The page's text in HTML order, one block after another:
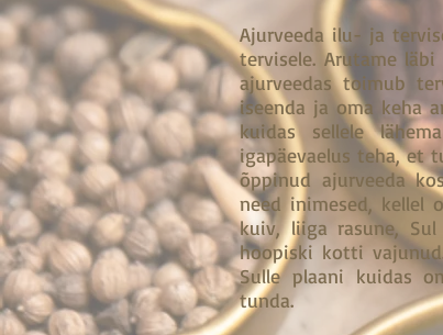
Ajurveeda ilu- ja
tervisele. Arutame
ajurveedas toimub
iseenda ja oma keha
kuidas sellele
igapäevaelus teha, et
õppinud ajurveeda
need inimesed, kellel
kuiv, liiga rasune,
hoopiski kotti
Sulle plaani kuidas
tunda.